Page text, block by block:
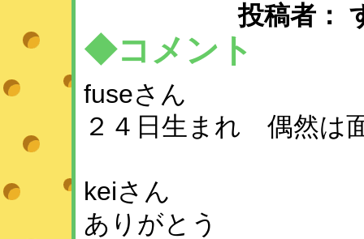
投稿者：
◆コメント
fuseさん
２４日生まれ 偶然は
keiさん
ありがとう